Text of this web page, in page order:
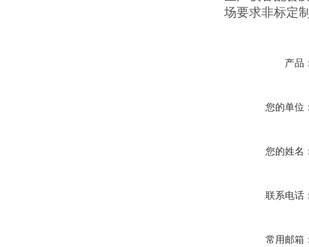
场要求非标定
产品
您的单位
您的姓名
联系电话
常用邮箱